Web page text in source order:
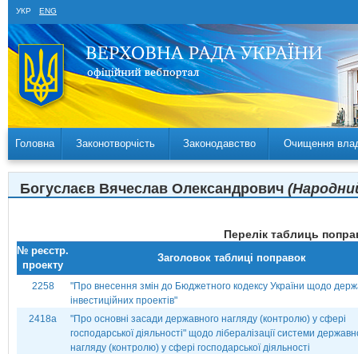
УКР ENG
Головна Законотворчість Законодавство Очищення
Богуслаєв Вячеслав Олександрович
Перелік таблиць
№ реєстр.
проекту
Заголовок таблиці поправок
2258
"Про внесення змін до Бюджетного кодексу України щодо
інвестиційних проектів"
2418а
"Про основні засади державного нагляду (контролю) у сфері
господарської діяльності" щодо лібералізації системи
нагляду (контролю) у сфері господарської діяльності